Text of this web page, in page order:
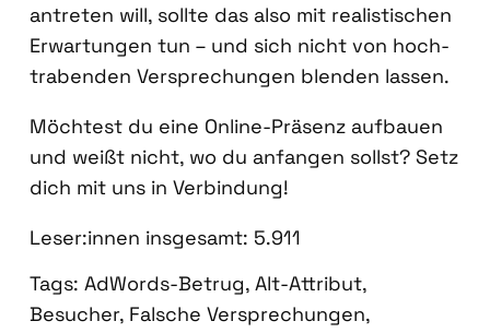
an­tre­ten will, soll­te das also mit rea­lis­ti­schen
Erwar­tun­gen tun – und sich nicht von hoch­
tra­ben­den Ver­spre­chun­gen blen­den las­sen.
Möch­test du eine Online-Prä­senz auf­bau­en
und weißt nicht, wo du anfan­gen sollst? Setz
dich mit uns in Ver­bin­dung!
Leser:innen ins­ge­samt: 5.911
Tags: AdWords-Betrug, Alt-Attribut,
Besucher, Falsche Versprechungen,